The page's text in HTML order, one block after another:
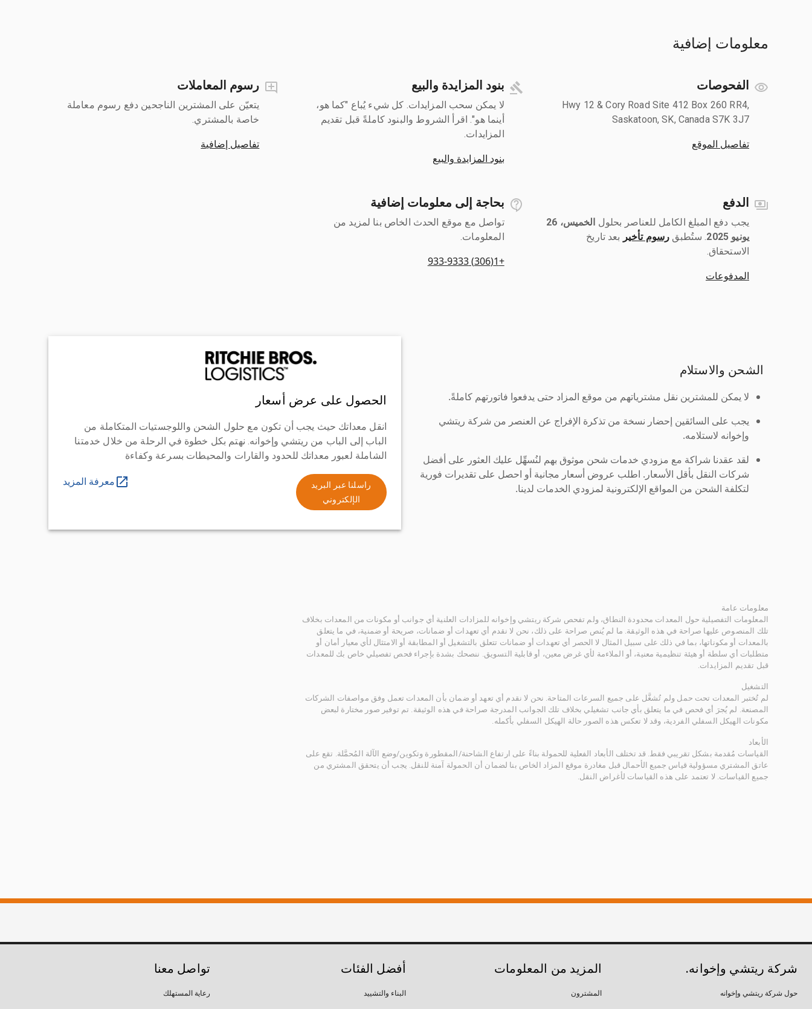
معلومات إضافية
الفحوصات
Hwy 12 & Cory Road Site 412 Box 260 RR4,
Saskatoon, SK, Canada S7K 3J7
تفاصيل الموقع
بنود المزايدة والبيع
لا يمكن سحب المزايدات. كل شيء يُباع "كما هو،
أينما هو". اقرأ الشروط والبنود كاملةً قبل تقديم
المزايدات.
بنود المزايدة والبيع
رسوم المعاملات
يتعيّن على المشترين الناجحين دفع رسوم معاملة
خاصة بالمشتري.
تفاصيل إضافية
الدفع
يجب دفع المبلغ الكامل للعناصر بحلول ‎
الخميس، 26
يونيو 2025
رسوم تأخير بعد تاريخ
الاستحقاق.
المدفوعات
بحاجة إلى معلومات إضافية
تواصل مع موقع الحدث الخاص بنا لمزيد من
المعلومات.
+1(306) 933-9333
الشحن والاستلام
لا يمكن للمشترين نقل مشترياتهم من موقع المزاد حتى يدفعوا فاتورتهم كاملةً.
يجب على السائقين إحضار نسخة من تذكرة الإفراج عن العنصر من شركة ريتشي
وإخوانه لاستلامه.
لقد عقدنا شراكة مع مزودي خدمات شحن موثوق بهم لنُسهِّل عليك العثور على أفضل
شركات النقل بأقل الأسعار. اطلب عروض أسعار مجانية أو احصل على تقديرات فورية
لتكلفة الشحن من المواقع الإلكترونية لمزودي الخدمات لدينا.
الحصول على عرض أسعار
انقل معداتك حيث يجب أن تكون مع حلول الشحن واللوجستيات المتكاملة من
الباب إلى الباب من ريتشي وإخوانه. نهتم بكل خطوة في الرحلة من خلال خدمتنا
الشاملة لعبور معداتك للحدود والقارات والمحيطات بسرعة وكفاءة
راسلنا عبر البريد
الإلكتروني
معرفة المزيد
معلومات عامة
المعلومات التفصيلية حول المعدات محدودة النطاق، ولم تفحص شركة ريتشي وإخوانه للمزادات العلنية أي جوانب أو مكونات من المعدات بخلاف
تلك المنصوص عليها صراحة في هذه الوثيقة. ما لم يُنص صراحة على ذلك، نحن لا نقدم أي تعهدات أو ضمانات، صريحة أو ضمنية، في ما يتعلق
بالمعدات أو مكوناتها، بما في ذلك على سبيل المثال لا الحصر أي تعهدات أو ضمانات تتعلق بالتشغيل أو المطابقة أو الامتثال لأي معيار أمان أو
متطلبات أي سلطة أو هيئة تنظيمية معنية، أو الملاءمة لأي غرض معين، أو قابلية التسويق. ننصحك بشدة بإجراء فحص تفصيلي خاص بك للمعدات
قبل تقديم المزايدات.
التشغيل
لم تُختبر المعدات تحت حمل ولم تُشغَّل على جميع السرعات المتاحة. نحن لا نقدم أي تعهد أو ضمان بأن المعدات تعمل وفق مواصفات الشركات
المصنعة. لم يُجرَ أي فحص في ما يتعلق بأي جانب تشغيلي بخلاف تلك الجوانب المدرجة صراحة في هذه الوثيقة. تم توفير صور مختارة لبعض
مكونات الهيكل السفلي الفردية، وقد لا تعكس هذه الصور حالة الهيكل السفلي بأكمله.
الأبعاد
القياسات مُقدمة بشكل تقريبي فقط. قد تختلف الأبعاد الفعلية للحمولة بناءً على ارتفاع الشاحنة/المقطورة وتكوين/وضع الآلة المُحمَّلة. تقع على
عاتق المشتري مسؤولية قياس جميع الأحمال قبل مغادرة موقع المزاد الخاص بنا لضمان أن الحمولة آمنة للنقل. يجب أن يتحقق المشتري من
جميع القياسات. لا تعتمد على هذه القياسات لأغراض النقل.
شركة ريتشي وإخوانه.
حول شركة ريتشي وإخوانه
المزيد من المعلومات
المشترون
أفضل الفئات
البناء والتشييد
تواصل معنا
رعاية المستهلك